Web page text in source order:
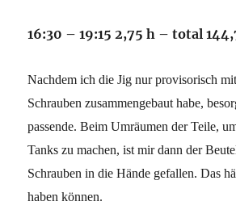
16:30 – 19:15 2,75 h – total
Nachdem ich die Jig nur provisorisch
Schrauben zusammengebaut habe,
passende. Beim Umräumen der Teile,
Tanks zu machen, ist mir dann der
Schrauben in die Hände gefallen. Das
haben können.